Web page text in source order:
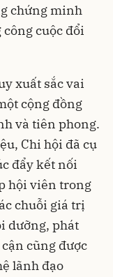
chứng minh
cuộc đổi
xuất sắc vai
cộng đồng
và tiên phong.
Chi hội đã cụ
đẩy kết nối
hội viên trong
chuỗi giá trị
dưỡng, phát
cũng được
lãnh đạo